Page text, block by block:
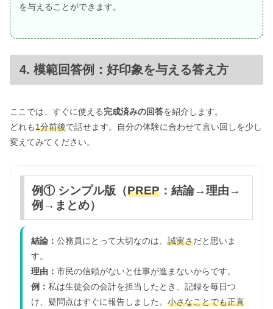
を与えることができます。
4. 模範回答例：好印象を与える答え方
ここでは、すぐに使える完成済みの回答を紹介します。
どれも1分前後で話せます。自分の体験に合わせて言い回しを少し
変えてみてください。
例① シンプル版（PREP：結論→理由→
例→まとめ）
結論： 公務員にとって大切なのは、 誠実さだと思いま
す。
理由： 市民の信頼がないと仕事が進まないからです。
例： 私は生徒会の会計を担当したとき、記録を毎日つ
け、疑問点はすぐに報告しました。 小さなことでも正直